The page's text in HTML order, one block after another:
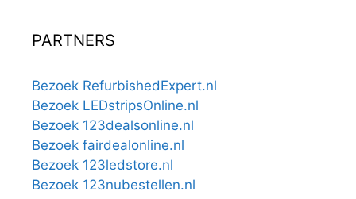
PARTNERS
Bezoek RefurbishedExpert.nl
Bezoek LEDstripsOnline.nl
Bezoek 123dealsonline.nl
Bezoek fairdealonline.nl
Bezoek 123ledstore.nl
Bezoek 123nubestellen.nl